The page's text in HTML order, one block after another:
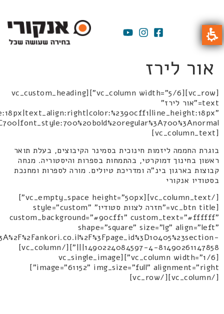
אור לירז
[vc_row][vc_column width="5/6"][vc_custom_heading
text="אור לירז"
[vc_column_text]
בוגרת החממה ליזמות חינוכית בסמינר הקיבוצים, בעלת תואר
ראשון בחינוך דמוקרטי, בהתמחות בספרות והיסטוריה. מנחה
קבוצות בארגון בינ"ה ומדריכת טיולים. מורה לספרות ומחנכת
בסטודיו אנקורי
[/vc_column_text][vc_empty_space height="50px"]
[vc_btn title="חזרה לצוות סטודיו" style="custom"
custom_background="#90cff1" custom_text="#ffffff"
shape="square" size="lg" align="left"
1490224084597-4-81490261147858|||"][/vc_column]
[vc_column width="1/6"][vc_single_image
image="61152" img_size="full" alignment="right"]
[/vc_column][/vc_row]